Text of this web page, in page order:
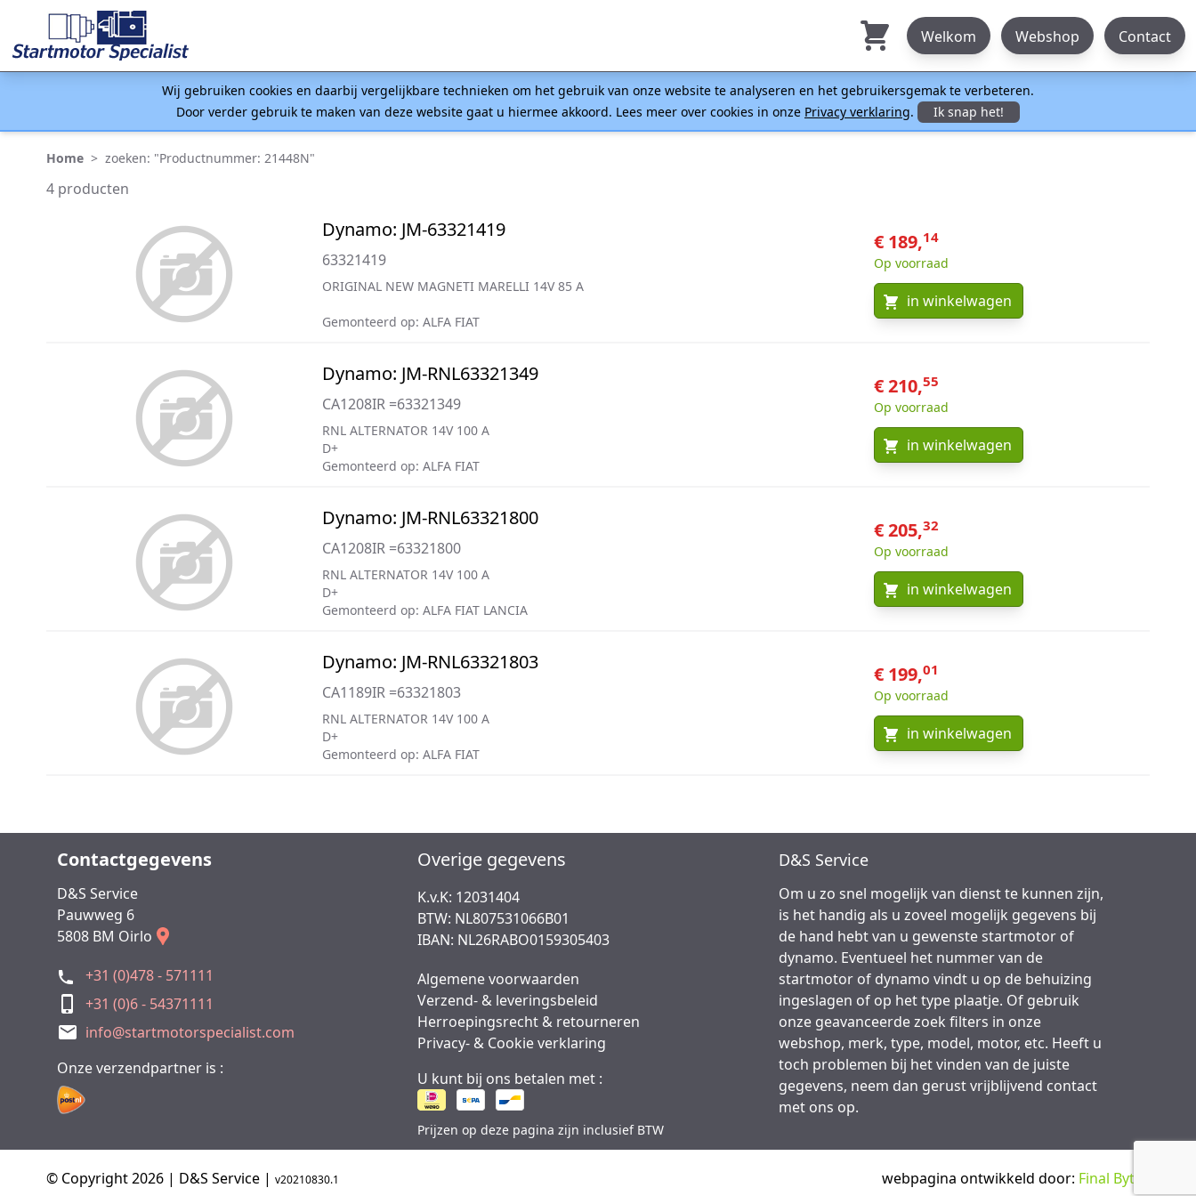
Welkom Webshop Contact
Wij gebruiken cookies en daarbij vergelijkbare technieken om het gebruik van onze website te analyseren en het gebruikersgemak te verbeteren.
Door verder gebruik te maken van deze website gaat u hiermee akkoord. Lees meer over cookies in onze Privacy verklaring. Ik snap het!
Home > zoeken: "Productnummer: 21448N"
4 producten
Dynamo: JM-63321419
63321419
ORIGINAL NEW MAGNETI MARELLI 14V 85 A
Gemonteerd op: ALFA FIAT
€ 189,14
Op voorraad
in winkelwagen
Dynamo: JM-RNL63321349
CA1208IR =63321349
RNL ALTERNATOR 14V 100 A
D+
Gemonteerd op: ALFA FIAT
€ 210,55
Op voorraad
in winkelwagen
Dynamo: JM-RNL63321800
CA1208IR =63321800
RNL ALTERNATOR 14V 100 A
D+
Gemonteerd op: ALFA FIAT LANCIA
€ 205,32
Op voorraad
in winkelwagen
Dynamo: JM-RNL63321803
CA1189IR =63321803
RNL ALTERNATOR 14V 100 A
D+
Gemonteerd op: ALFA FIAT
€ 199,01
Op voorraad
in winkelwagen
Contactgegevens
D&S Service
Pauwweg 6
5808 BM Oirlo
+31 (0)478 - 571111
+31 (0)6 - 54371111
info@startmotorspecialist.com
Onze verzendpartner is :
Overige gegevens
K.v.K: 12031404
BTW: NL807531066B01
IBAN: NL26RABO0159305403
Algemene voorwaarden
Verzend- & leveringsbeleid
Herroepingsrecht & retourneren
Privacy- & Cookie verklaring
U kunt bij ons betalen met :
Prijzen op deze pagina zijn inclusief BTW
D&S Service
Om u zo snel mogelijk van dienst te kunnen zijn,
is het handig als u zoveel mogelijk gegevens bij
de hand hebt van u gewenste startmotor of
dynamo. Eventueel het nummer van de
startmotor of dynamo vindt u op de behuizing
ingeslagen of op het type plaatje. Of gebruik
onze geavanceerde zoek filters in onze
webshop, merk, type, model, motor, etc. Heeft u
toch problemen bij het vinden van de juiste
gegevens, neem dan gerust vrijblijvend contact
met ons op.
© Copyright 2026 | D&S Service | v20210830.1 webpagina ontwikkeld door: Final Bytes